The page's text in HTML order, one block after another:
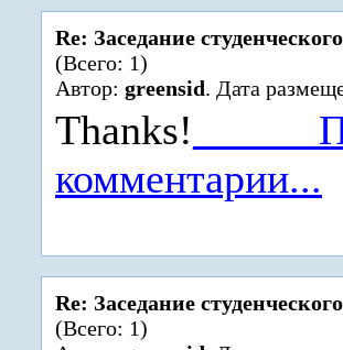
Re: Заседание
(Всего: 1)
Автор: greensid. Дата
Thanks!
комментарии...
Re: Заседание
(Всего: 1)